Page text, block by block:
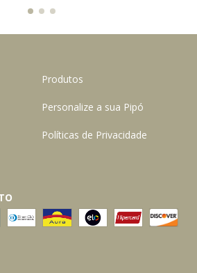
Produtos
Personalize a sua Pipó
Políticas de Privacidade